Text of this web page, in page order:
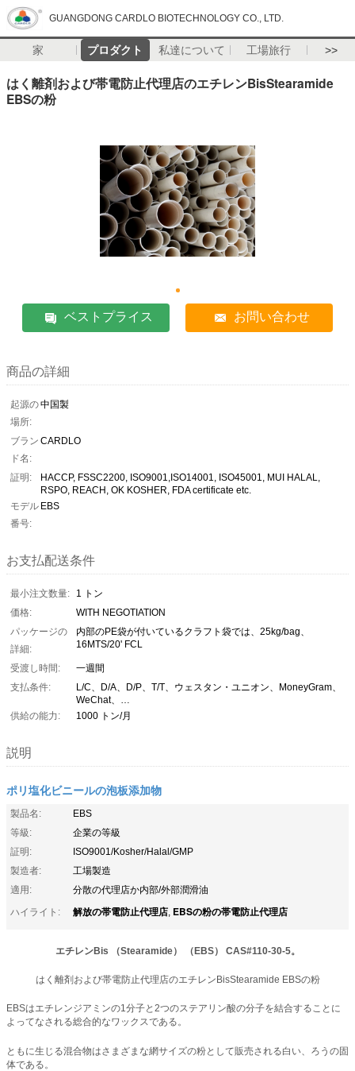
GUANGDONG CARDLO BIOTECHNOLOGY CO., LTD.
家 プロダクト 私達について 工場旅行 >>
はく離剤および帯電防止代理店のエチレンBisStearamide
EBSの粉
ベストプライス お問い合わせ
商品の詳細
起源の
場所:
中国製
ブラン
ド名:
CARDLO
証明:
HACCP, FSSC2200, ISO9001,ISO14001, ISO45001, MUI HALAL,
RSPO, REACH, OK KOSHER, FDA certificate etc.
モデル
番号:
EBS
お支払配送条件
最小注文数量:
1 トン
価格:
WITH NEGOTIATION
パッケージの
詳細:
内部のPE袋が付いているクラフト袋では、25kg/bag、
16MTS/20' FCL
受渡し時間:
一週間
支払条件:
L/C、D/A、D/P、T/T、ウェスタン・ユニオン、MoneyGram、
WeChat、…
供給の能力:
1000 トン/月
説明
ポリ塩化ビニールの泡板添加物
製品名:
EBS
等級:
企業の等級
証明:
ISO9001/Kosher/Halal/GMP
製造者:
工場製造
適用:
分散の代理店か内部/外部潤滑油
ハイライト:
解放の帯電防止代理店, EBSの粉の帯電防止代理店
エチレンBis （Stearamide） （EBS） CAS#110-30-5。
はく離剤および帯電防止代理店のエチレンBisStearamide EBSの粉
EBSはエチレンジアミンの1分子と2つのステアリン酸の分子を結合することに
よってなされる総合的なワックスである。
ともに生じる混合物はさまざまな網サイズの粉として販売される白い、ろうの固
体である。